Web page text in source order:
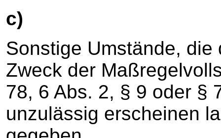
c)
Sonstige Umstände,
Zweck der
78, 6 Abs. 2, § 9 oder §
unzulässig erscheinen